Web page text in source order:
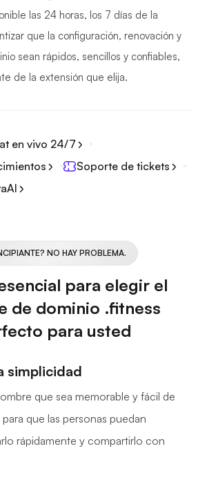
las 24 horas, los 7 días de la
que la configuración, renovación y
sean rápidos, sencillos y confiables,
de la extensión que elija.
en vivo 24/7
Soporte de tickets
NO HAY PROBLEMA.
para elegir el
de dominio .fitness
para usted
simplicidad
que sea memorable y fácil de
que las personas puedan
rápidamente y compartirlo con